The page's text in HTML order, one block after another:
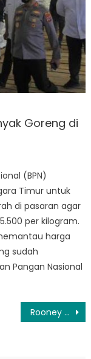
Goreng di
(BPN)
Timur untuk
di pasaran agar
per kilogram.
harga
sudah
Pangan Nasional
Rooney Tak Rela Liverpool Juara Liga Inggris